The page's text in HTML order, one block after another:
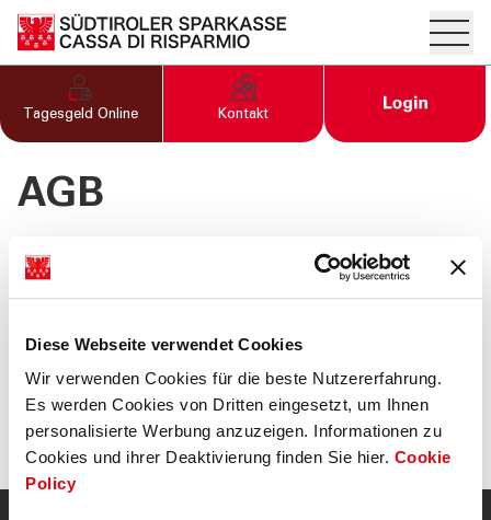
Diese Webseite verwendet Cookies
Wir verwenden Cookies für die beste Nutzererfahrung.
Es werden Cookies von Dritten eingesetzt, um Ihnen
personalisierte Werbung anzuzeigen. Informationen zu
Cookies und ihrer Deaktivierung finden Sie hier. Cookie
Policy
PRIVATKUNDEN UND
ÜBER UNS
INFORMATION
Tagesgeld Online Kontakt Open
AGB
Informationsbogen für Einleger
AGB